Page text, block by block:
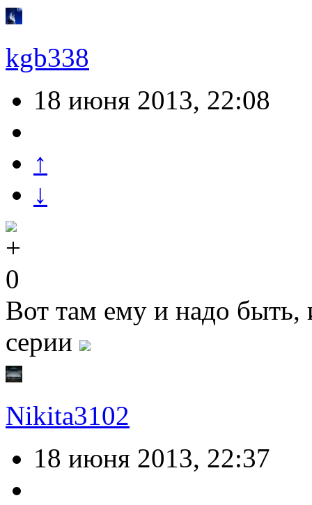
kgb338
18 июня 2013, 22:08
↑
↓
0
Вот там ему и надо быть,
серии
Nikita3102
18 июня 2013, 22:37